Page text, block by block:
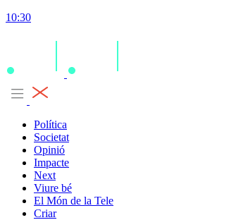
10:30
Política
Societat
Opinió
Impacte
Next
Viure bé
El Món de la Tele
Criar